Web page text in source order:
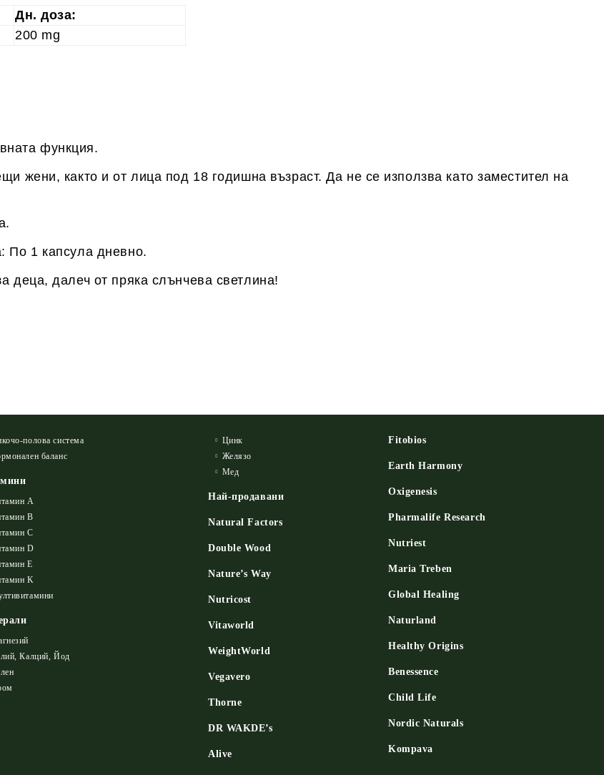
Дн. доза:
200 mg
функция.
жени, както и от лица под 18 годишна възраст. Да не се използва като заместител на
По 1 капсула дневно.
деца, далеч от пряка слънчева светлина!
полова система
баланс
А
B
C
D
E
K
Калций, Йод
Цинк
Желязо
Мед
Най-продавани
Natural Factors
Double Wood
Nature’s Way
Nutricost
Vitaworld
WeightWorld
Vegavero
Thorne
DR WAKDE’s
Alive
Fitobios
Earth Harmony
Oxigenesis
Pharmalife Research
Nutriest
Maria Treben
Global Healing
Naturland
Healthy Origins
Benessence
Child Life
Nordic Naturals
Kompava